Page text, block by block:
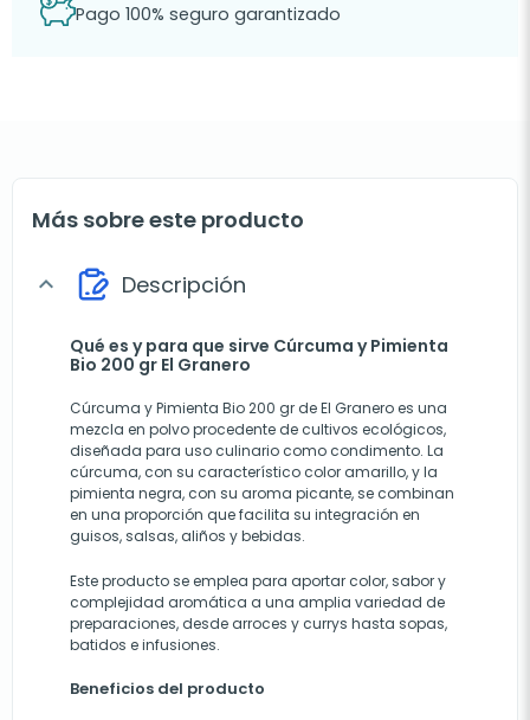
Pago 100% seguro garantizado
Más sobre este producto
expand_more Descripción
Qué es y para que sirve Cúrcuma y Pimienta
Bio 200 gr El Granero
Cúrcuma y Pimienta Bio 200 gr de El Granero es una
mezcla en polvo procedente de cultivos ecológicos,
diseñada para uso culinario como condimento. La
cúrcuma, con su característico color amarillo, y la
pimienta negra, con su aroma picante, se combinan
en una proporción que facilita su integración en
guisos, salsas, aliños y bebidas.
Este producto se emplea para aportar color, sabor y
complejidad aromática a una amplia variedad de
preparaciones, desde arroces y currys hasta sopas,
batidos e infusiones.
Beneficios del producto